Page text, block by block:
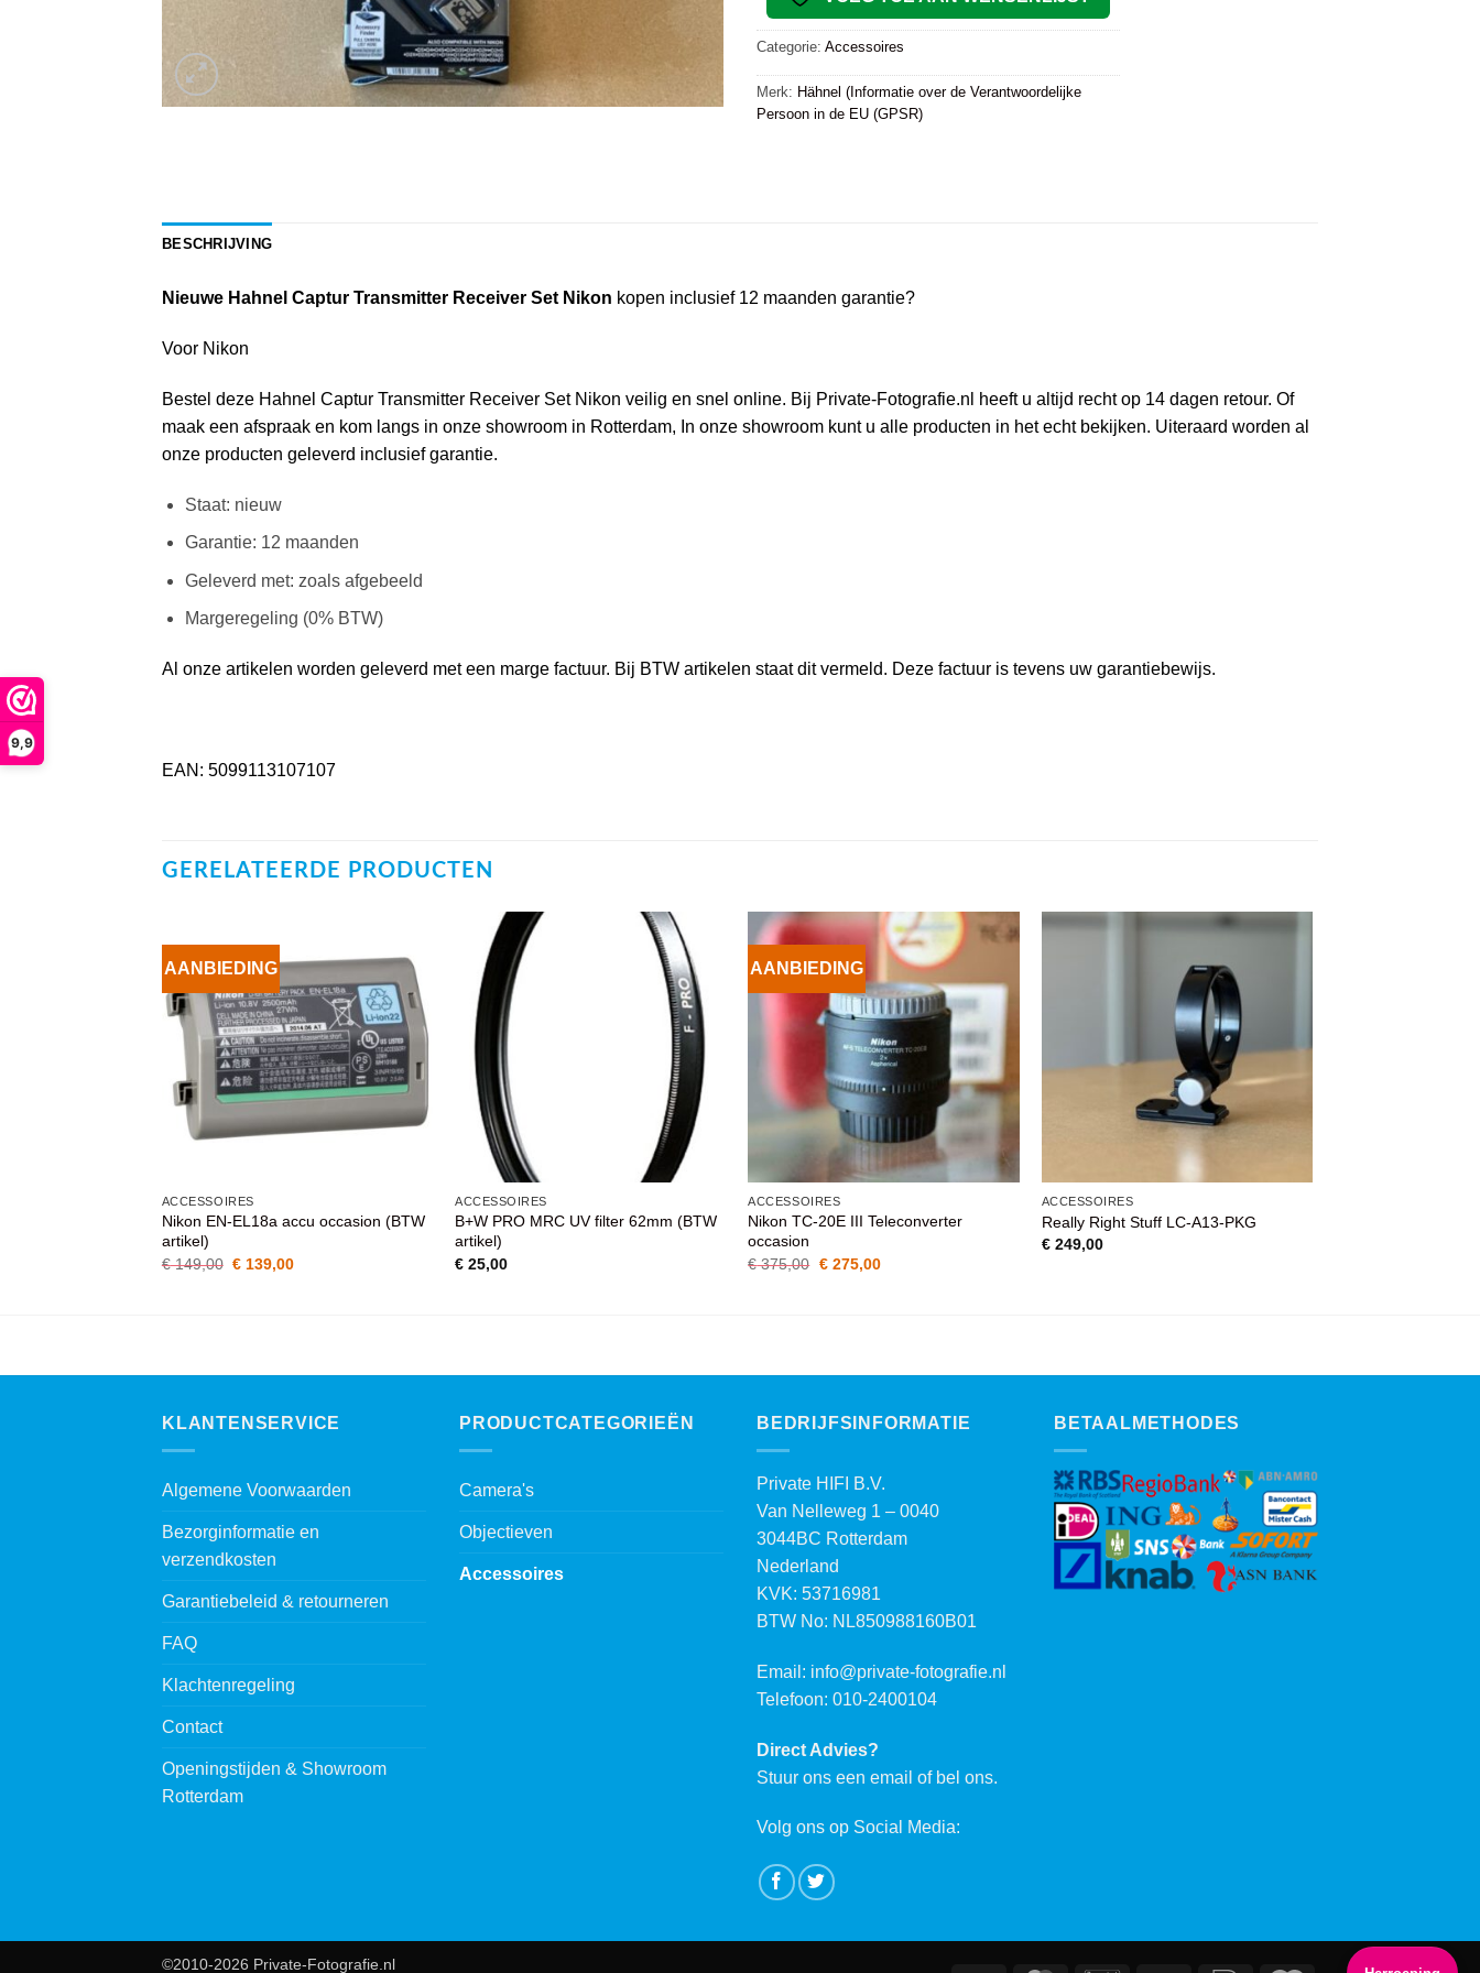
9,9
Categorie: Accessoires
Merk: Hähnel (Informatie over de Verantwoordelijke
Persoon in de EU (GPSR)
BESCHRIJVING
Nieuwe Hahnel Captur Transmitter Receiver Set Nikon kopen inclusief 12 maanden garantie?
Voor Nikon
Bestel deze Hahnel Captur Transmitter Receiver Set Nikon veilig en snel online. Bij Private-Fotografie.nl heeft u altijd recht op 14 dagen retour. Of
maak een afspraak en kom langs in onze showroom in Rotterdam, In onze showroom kunt u alle producten in het echt bekijken. Uiteraard worden al
onze producten geleverd inclusief garantie.
Staat: nieuw
Garantie: 12 maanden
Geleverd met: zoals afgebeeld
Margeregeling (0% BTW)
Al onze artikelen worden geleverd met een marge factuur. Bij BTW artikelen staat dit vermeld. Deze factuur is tevens uw garantiebewijs.
EAN: 5099113107107
GERELATEERDE PRODUCTEN
AANBIEDING
VOEG TOE
AAN
WENSENLIJST
ACCESSOIRES
Nikon EN-EL18a accu occasion (BTW
artikel)
€149,00 Oorspronkelijke
€ 139,00Huidige
VOEG TOE
WENSENLIJST
ACCESSOIRES
B+W PRO MRC UV filter 62mm (BTW
artikel)
€ 25,00
AANBIEDING
VOEG TOE
AAN
WENSENLIJST
ACCESSOIRES
Nikon TC-20E III Teleconverter
occasion
€375,00 Oorspronkelijke
€275,00Huidige
VOEG TOE
AAN
WENSENLIJST
ACCESSOIRES
Really Right Stuff LC-A13-PKG
€249,00
KLANTENSERVICE
Algemene Voorwaarden
Bezorginformatie en
verzendkosten
Garantiebeleid & retourneren
FAQ
Klachtenregeling
Contact
Openingstijden & Showroom
Rotterdam
PRODUCTCATEGORIEËN
Camera's
Objectieven
Accessoires
BEDRIJFSINFORMATIE
Private HIFI B.V.
Van Nelleweg 1 – 0040
3044BC Rotterdam
Nederland
KVK: 53716981
BTW No: NL850988160B01
Email: info@private-fotografie.nl
Telefoon: 010-2400104
Direct Advies?
Stuur ons een email of bel ons.
Volg ons op Social Media:
BETAALMETHODES
©2010-2026 Private-Fotografie.nl